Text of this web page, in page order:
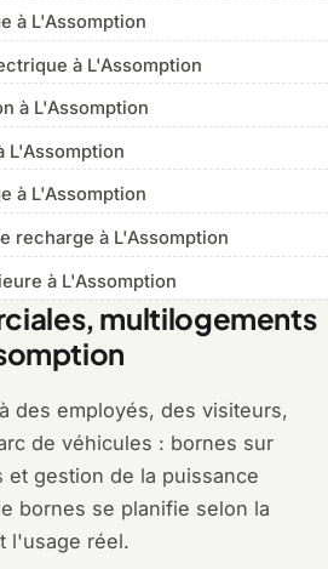
à L'Assomption
à L'Assomption
à L'Assomption
L'Assomption
à L'Assomption
recharge à L'Assomption
à L'Assomption
multilogements
des employés, des visiteurs,
de véhicules : bornes sur
et gestion de la puissance
bornes se planifie selon la
l'usage réel.